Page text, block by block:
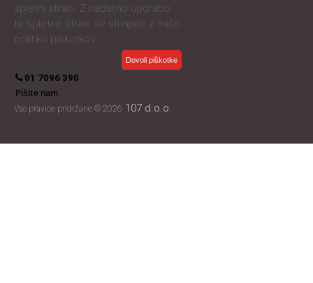
spletni strani. Z nadaljno uporabo
te spletne strani se strinjate z našo
politiko piškotkov.
Dovoli piškotke
01 7096 390
Pišite nam
Vse pravice pridržane © 2026 107 d.o.o.